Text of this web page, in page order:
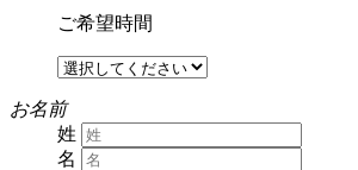
ご希望時間
お名前
姓
名